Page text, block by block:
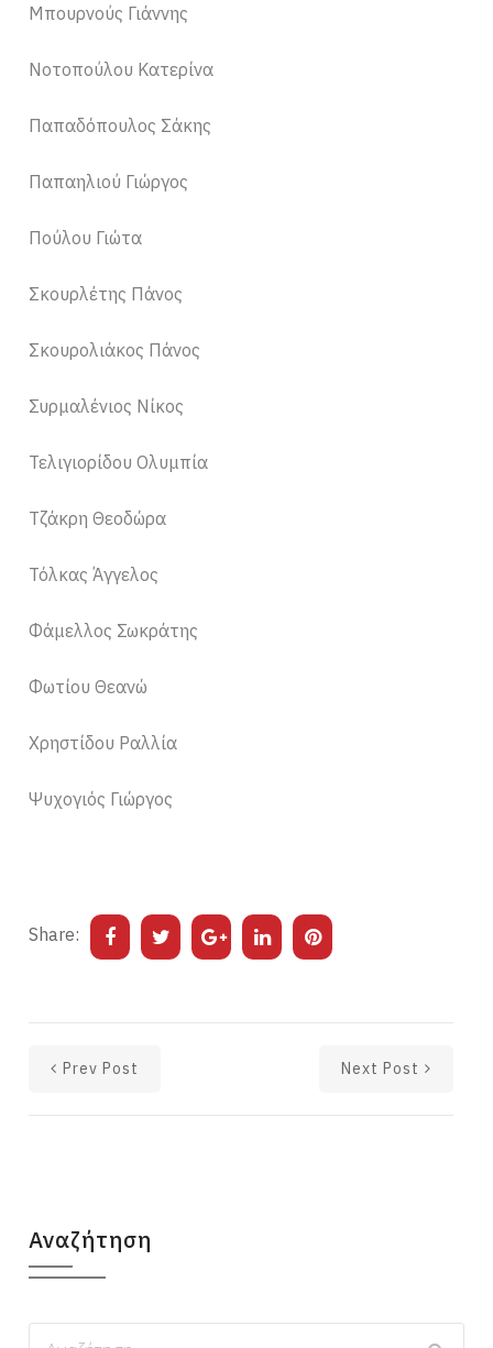
Μπουρνούς Γιάννης
Νοτοπούλου Κατερίνα
Παπαδόπουλος Σάκης
Παπαηλιού Γιώργος
Πούλου Γιώτα
Σκουρλέτης Πάνος
Σκουρολιάκος Πάνος
Συρμαλένιος Νίκος
Τελιγιορίδου Ολυμπία
Τζάκρη Θεοδώρα
Τόλκας Άγγελος
Φάμελλος Σωκράτης
Φωτίου Θεανώ
Χρηστίδου Ραλλία
Ψυχογιός Γιώργος
Share:
Prev Post Next Post
Αναζήτηση